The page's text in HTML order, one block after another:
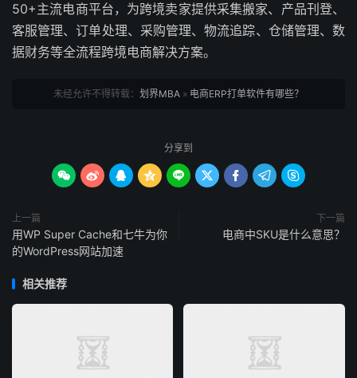
50+主流电商平台，为跨境卖家提供采集搬家、产品刊登、
客服管理、订单处理、采购管理、物流追踪、仓储管理、数
据财务等全流程跨境电商解决方案。
未经允许不得转载： 划界MBA » 电商ERP打单软件有哪些？
分享到
        
上一篇
用WP Super Cache和七牛为你
的WordPress网站加速
下一篇
电商中SKU是什么意思？
相关推荐